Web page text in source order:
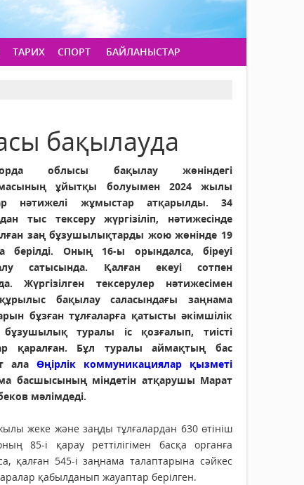
ТАРИХ СПОРТ БАЙЛАНЫСТАР
бақылауда
облысы бақылау жөніндегі
ұйытқы болуымен 2024 жылы
нәтижелі жұмыстар атқарылды. 34
тыс тексеру жүргізіліп, нәтижесінде
заң бұзушылықтарды жою жөнінде 19
берілді. Оның 16-ы орындалса, біреуі
сатысында. Қалған екеуі сотпен
Жүргізілген тексерулер нәтижесімен
құрылыс бақылау саласындағы заңнама
бұзған тұлғаларға қатысты әкімшілік
туралы іс қозғалып, тиісті
қаралған. Бұл туралы аймақтың бас
ала Өңірлік коммуникациялар қызметі
басшысының міндетін атқарушы Марат
мәлімдеді.
жеке және заңды тұлғалардан 630 өтініш
85-і қарау реттілігімен басқа органға
қалған 545-і заңнама талаптарына сәйкес
қабылданып жауаптар берілген.